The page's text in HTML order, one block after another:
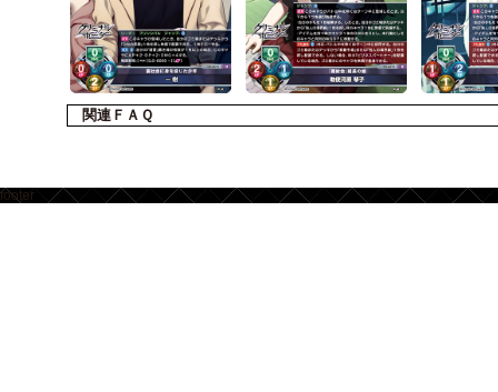
関連ＦＡＱ
footer